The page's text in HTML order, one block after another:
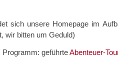
sich unsere Homepage im
wir bitten um Geduld)
Programm: geführteAbenteuer-